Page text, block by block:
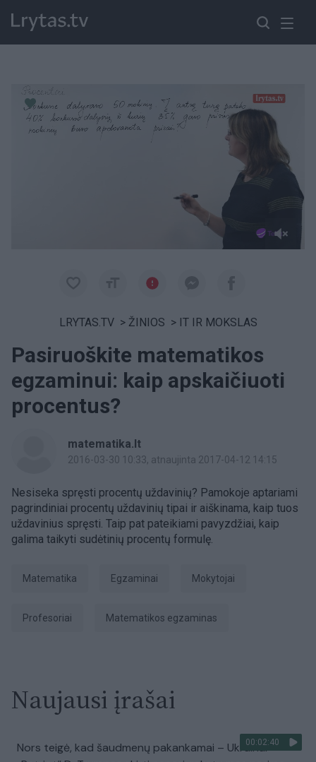
Paremkite Ukrainą
LRYTAS.TV > ŽINIOS > IT IR MOKSLAS
Pasiruoškite matematikos
egzaminui: kaip apskaičiuoti
procentus?
matematika.lt
2016-03-30 10:33, atnaujinta 2017-04-12 14:15
Nesiseka spręsti procentų uždavinių? Pamokoje aptariami
pagrindiniai procentų uždavinių tipai ir aiškinama, kaip tuos
uždavinius spręsti. Taip pat pateikiami pavyzdžiai, kaip
galima taikyti sudėtinių procentų formulę.
Matematika Egzaminai mokytojai
profesoriai matematikos egzaminas
Naujausi įrašai
00:02:40
Nors teigė, kad šaudmenų pakankamai – Ukrainai